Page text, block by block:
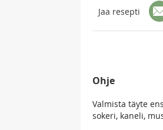
Jaa resepti
Ohje
Valmista täyte
sokeri, kaneli,